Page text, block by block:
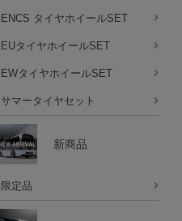
ENCS タイヤホイールSET
EUタイヤホイールSET
EWタイヤホイールSET
サマータイヤセット
新商品
限定品